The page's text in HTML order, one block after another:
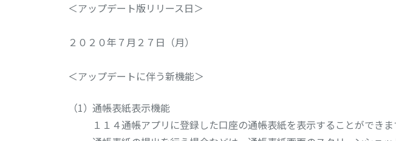
＜アップデート版リリース日＞
２０２０年７月２７日（月）
＜アップデートに伴う新機能＞
通帳表紙表示機能
１１４通帳アプリに登録した口座の通帳表紙を表示することができま